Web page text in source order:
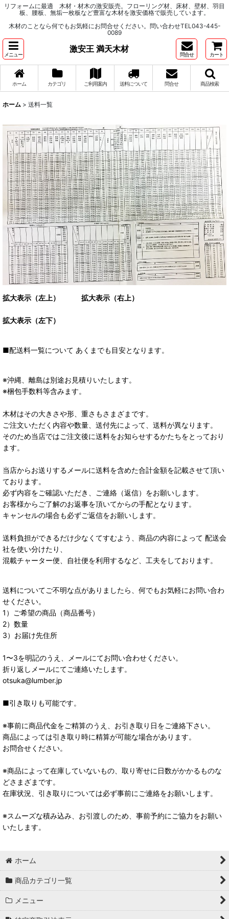
リフォームに最適 木材・材木の激安販売。フローリング材、床材、壁材、羽目
板、腰板、無垢一枚板など豊富な木材を激安価格で販売しています。
木材のことなら何でもお気軽にお問合せください。問い合わせTEL043-445-
0089
メニュー
激安王 満天木材
問合せ カート
ホーム カテゴリ ご利用案内 送料について 問合せ 商品検索
ホーム > 送料一覧
拡大表示（左上） 拡大表示（右上）
拡大表示（左下）
■配送料一覧について あくまでも目安となります。
※沖縄、離島は別途お見積りいたします。
※梱包手数料等含みます。
木材はその大きさや形、重さもさまざまです。
ご注文いただく内容や数量、送付先によって、送料が異なります。
そのため当店ではご注文後に送料をお知らせするかたちをとっており
ます。
当店からお送りするメールに送料を含めた合計金額を記載させて頂い
ております。
必ず内容をご確認いただき、ご連絡（返信）をお願いします。
お客様からご了解のお返事を頂いてからの手配となります。
キャンセルの場合も必ずご返信をお願いします。
送料負担ができるだけ少なくてすむよう、商品の内容によって 配送会
社を使い分けたり、
混載チャーター便、自社便を利用するなど、工夫をしております。
送料についてご不明な点がありましたら、何でもお気軽にお問い合わ
せください。
1）ご希望の商品（商品番号）
2）数量
3）お届け先住所
1〜3を明記のうえ、メールにてお問い合わせください。
折り返しメールにてご連絡いたします。
otsuka@lumber.jp
■引き取りも可能です。
※事前に商品代金をご精算のうえ、お引き取り日をご連絡下さい。
商品によっては引き取り時に精算が可能な場合があります。
お問合せください。
※商品によって在庫していないもの、取り寄せに日数がかかるものな
どさまざまです。
在庫状況、引き取りについては必ず事前にご連絡をお願いします。
※スムーズな積み込み、お引渡しのため、事前予約にご協力をお願い
いたします。
ホーム
商品カテゴリ一覧
メニュー